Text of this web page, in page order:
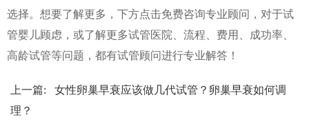
选择。想要了解更多，下方点击免费咨询专业顾问，对于试
管婴儿顾虑，或了解更多试管医院、流程、费用、成功率、
高龄试管等问题，都有试管顾问进行专业解答！
上一篇: 女性卵巢早衰应该做几代试管？卵巢早衰如何调
理？